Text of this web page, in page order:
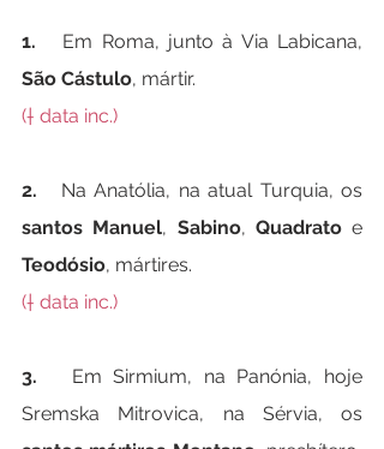
1.
São Cástulo, mártir.
(† data inc.)
2.
santos Manuel, Sabino, Quadrato
Teodósio, mártires.
(† data inc.)
3. Em Sirmium, na Panónia, hoje